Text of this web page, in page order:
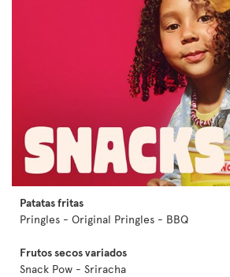
Patatas fritas
Pringles - Original Pringles - BBQ
Frutos secos variados
Snack Pow - Sriracha